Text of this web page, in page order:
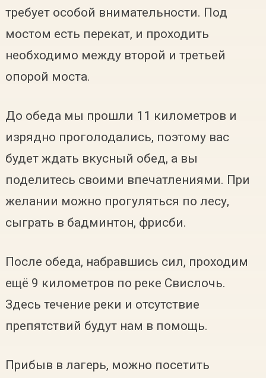
требует особой внимательности. Под
мостом есть перекат, и проходить
необходимо между второй и третьей
опорой моста.
До обеда мы прошли 11 километров и
изрядно проголодались, поэтому вас
будет ждать вкусный обед, а вы
поделитесь своими впечатлениями. При
желании можно прогуляться по лесу,
сыграть в бадминтон, фрисби.
После обеда, набравшись сил, проходим
ещё 9 километров по реке Свислочь.
Здесь течение реки и отсутствие
препятствий будут нам в помощь.
Прибыв в лагерь, можно посетить